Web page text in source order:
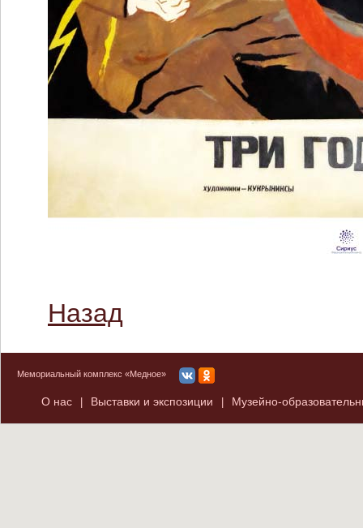
Назад
Мемориальный комплекс «Медное»
О нас Выставки и экспозиции Музейно-